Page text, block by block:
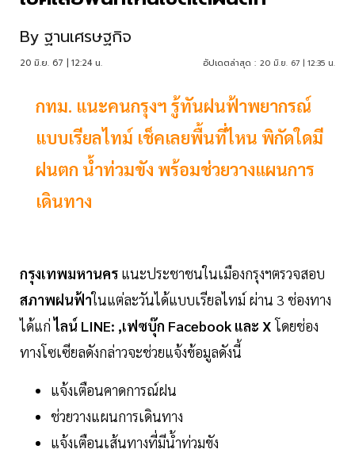
By ฐานเศรษฐกิจ
20 มิ.ย. 67 | 12:24 น. อัปเดตล่าสุด : 20 มิ.ย. 67 | 12:35 น.
กทม. แนะคนกรุงฯ รู้ทันฝนฟ้าพยากรณ์
แบบเรียลไทม์ เช็คเลยพื้นที่ไหน พิกัดใดมี
ฝนตก น้ำท่วมขัง พร้อมช่วยวางแผนการ
เดินทาง
กรุงเทพมหานคร แนะประชาชนในเมืองกรุงฯตรวจสอบ
สภาพฝนฟ้าในแต่ละวันได้แบบเรียลไทม์ ผ่าน 3 ช่องทาง
ได้แก่ไลน์ LINE: ,เฟซบุ๊ก Facebook และ Xโดยช่อง
ทางโซเซียลดังกล่าวจะช่วยแจ้งข้อมูลดังนี้
แจ้งเตือนคาดการณ์ฝน
ช่วยวางแผนการเดินทาง
แจ้งเตือนเส้นทางที่มีน้ำท่วมขัง